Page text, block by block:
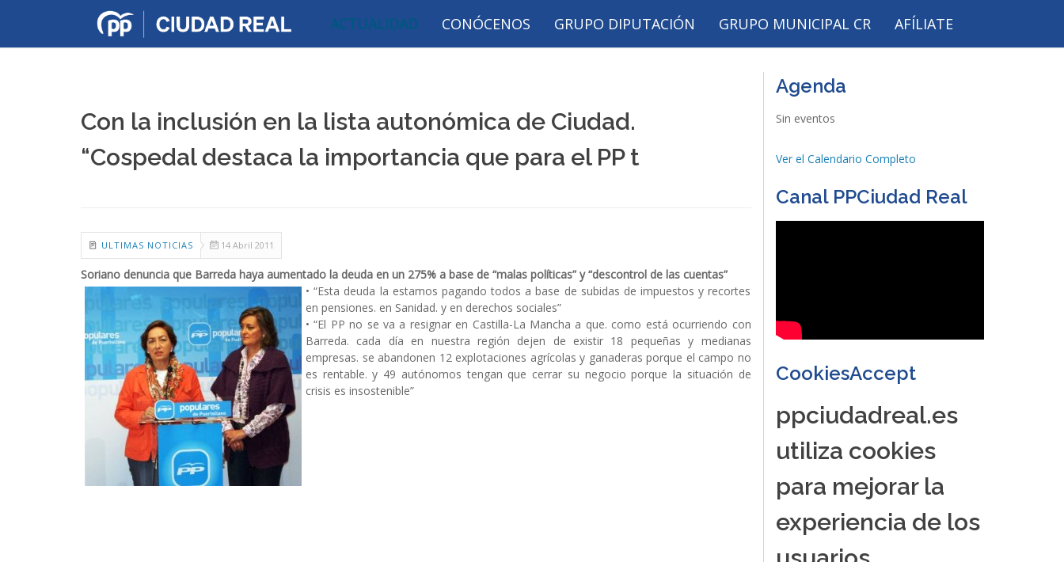
ACTUALIDAD CONÓCENOS GRUPO DIPUTACIÓN GRUPO MUNICIPAL CR AFÍLIATE
Con la inclusión en la lista autonómica de Ciudad.
“Cospedal destaca la importancia que para el PP t
ULTIMAS NOTICIAS 14 Abril 2011
Soriano denuncia que Barreda haya aumentado la deuda en un 275% a base de “malas políticas” y “descontrol de las cuentas”
• “Esta deuda la estamos pagando todos a base de subidas de impuestos y recortes
en pensiones. en Sanidad. y en derechos sociales”
• “El PP no se va a resignar en Castilla-La Mancha a que. como está ocurriendo con
Barreda. cada día en nuestra región dejen de existir 18 pequeñas y medianas
empresas. se abandonen 12 explotaciones agrícolas y ganaderas porque el campo no
es rentable. y 49 autónomos tengan que cerrar su negocio porque la situación de
crisis es insostenible”
Agenda
Sin eventos
Ver el Calendario Completo
Canal PPCiudad Real
CookiesAccept
ppciudadreal.es
utiliza cookies
para mejorar la
experiencia de los